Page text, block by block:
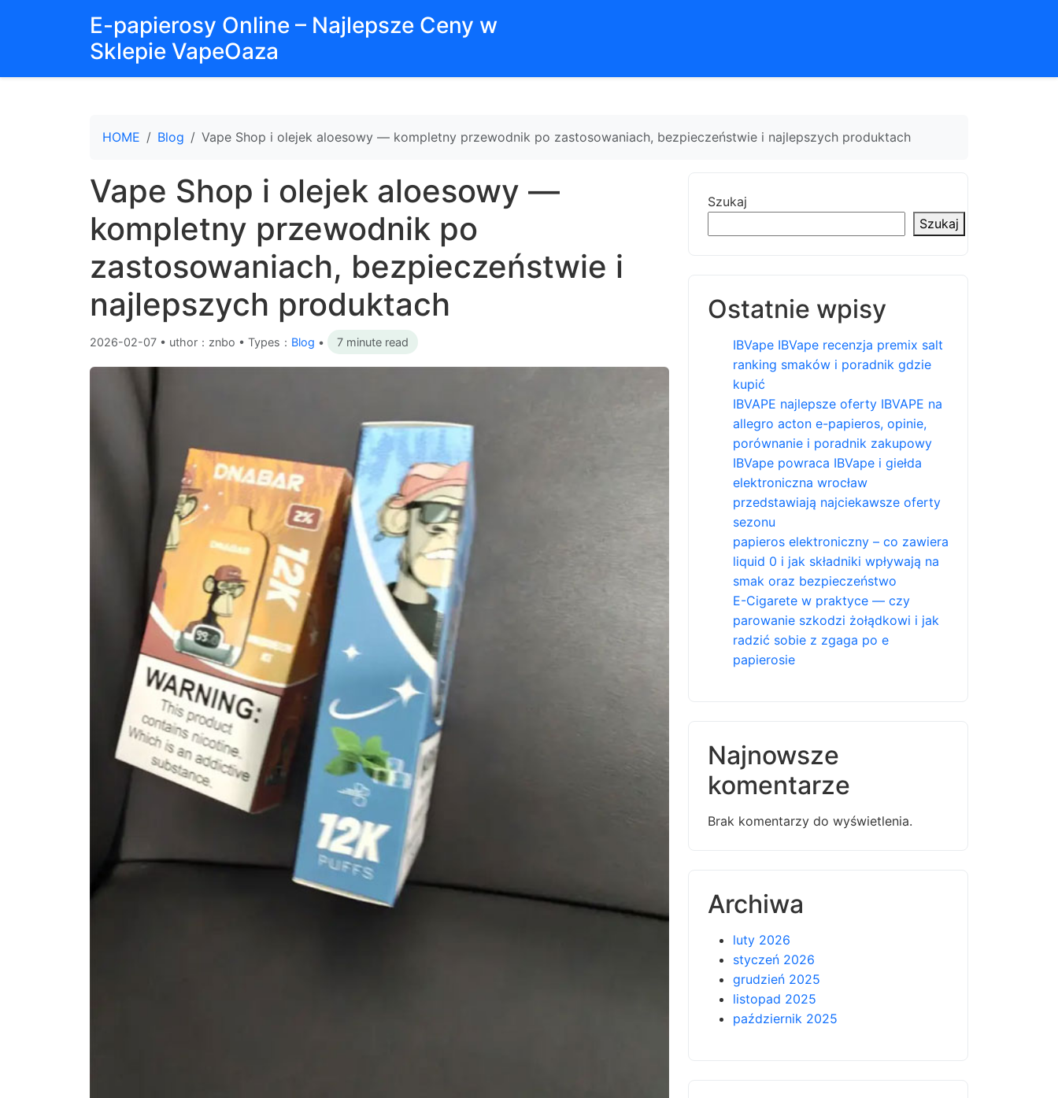
E-papierosy Online – Najlepsze Ceny w
Sklepie VapeOaza
HOME Blog Vape Shop i olejek aloesowy — kompletny przewodnik po zastosowaniach, bezpieczeństwie i najlepszych produktach
Vape Shop i olejek aloesowy —
kompletny przewodnik po
zastosowaniach, bezpieczeństwie i
najlepszych produktach
2026-02-07 • uthor：znbo • Types： Blog • 7 minute read
Szukaj
Szukaj
Ostatnie wpisy
IBVape IBVape recenzja premix salt
ranking smaków i poradnik gdzie
kupić
IBVAPE najlepsze oferty IBVAPE na
allegro acton e-papieros, opinie,
porównanie i poradnik zakupowy
IBVape powraca IBVape i giełda
elektroniczna wrocław
przedstawiają najciekawsze oferty
sezonu
papieros elektroniczny – co zawiera
liquid 0 i jak składniki wpływają na
smak oraz bezpieczeństwo
E-Cigarete w praktyce — czy
parowanie szkodzi żołądkowi i jak
radzić sobie z zgaga po e
papierosie
Najnowsze
komentarze
Brak komentarzy do wyświetlenia.
Archiwa
luty 2026
styczeń 2026
grudzień 2025
listopad 2025
październik 2025